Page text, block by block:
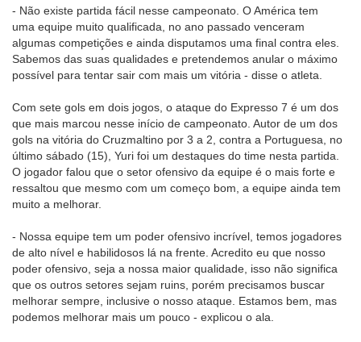
- Não existe partida fácil nesse campeonato. O América tem
uma equipe muito qualificada, no ano passado venceram
algumas competições e ainda disputamos uma final contra eles.
Sabemos das suas qualidades e pretendemos anular o máximo
possível para tentar sair com mais um vitória - disse o atleta.
Com sete gols em dois jogos, o ataque do Expresso 7 é um dos
que mais marcou nesse início de campeonato. Autor de um dos
gols na vitória do Cruzmaltino por 3 a 2, contra a Portuguesa, no
último sábado (15), Yuri foi um destaques do time nesta partida.
O jogador falou que o setor ofensivo da equipe é o mais forte e
ressaltou que mesmo com um começo bom, a equipe ainda tem
muito a melhorar.
- Nossa equipe tem um poder ofensivo incrível, temos jogadores
de alto nível e habilidosos lá na frente. Acredito eu que nosso
poder ofensivo, seja a nossa maior qualidade, isso não significa
que os outros setores sejam ruins, porém precisamos buscar
melhorar sempre, inclusive o nosso ataque. Estamos bem, mas
podemos melhorar mais um pouco - explicou o ala.